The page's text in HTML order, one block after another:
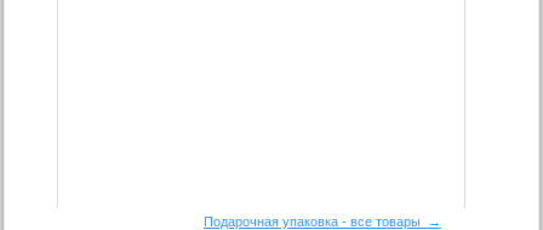
Подарочная упаковка - все товары →